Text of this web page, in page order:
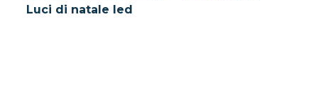
Luci di natale led